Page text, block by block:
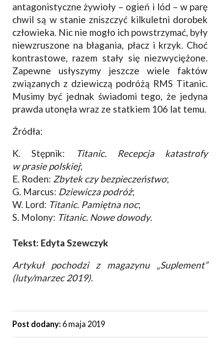
antagonistyczne żywioły – ogień i lód – w parę
chwil są w stanie zniszczyć kilkuletni dorobek
człowieka. Nic nie mogło ich powstrzymać, były
niewzruszone na błagania, płacz i krzyk. Choć
kontrastowe, razem stały się niezwyciężone.
Zapewne usłyszymy jeszcze wiele faktów
związanych z dziewiczą podróżą RMS Titanic.
Musimy być jednak świadomi tego, że jedyna
prawda utonęła wraz ze statkiem 106 lat temu.
Źródła:
K. Stępnik:
Titanic. Recepcja katastrofy
w prasie polskiej;
E. Roden: Zbytek czy bezpieczeństwo;
G. Marcus: Dziewicza podróż;
W. Lord: Titanic. Pamiętna noc;
S. Molony: Titanic. Nowe dowody.
Tekst: Edyta Szewczyk
Artykuł pochodzi z magazynu „Suplement”
(luty/marzec 2019).
Post dodany: 6 maja 2019